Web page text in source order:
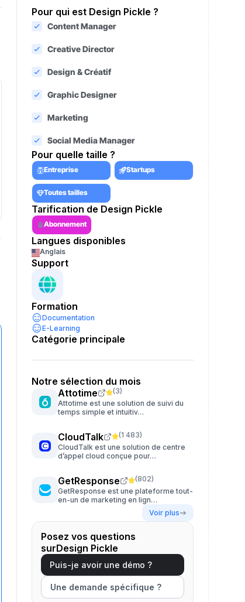
Pour qui est Design Pickle ?
Content Manager
Creative Director
Design & Créatif
Graphic Designer
Marketing
Social Media Manager
Pour quelle taille ?
Entreprise Startups
Toutes tailles
Tarification de Design Pickle
Abonnement
Langues disponibles
Anglais
Support
Formation
Documentation
E-Learning
Catégorie principale
Notre sélection du mois
Attotime
(3)
Attotime est une solution de suivi du
temps simple et intuitiv…
CloudTalk (1 483)
CloudTalk est une solution de centre
d’appel cloud conçue pour…
GetResponse (802)
GetResponse est une plateforme tout-
en-un de marketing en lign…
Voir plus
Posez vos questions
surDesign Pickle
Puis-je avoir une démo ?
Une demande spécifique ?